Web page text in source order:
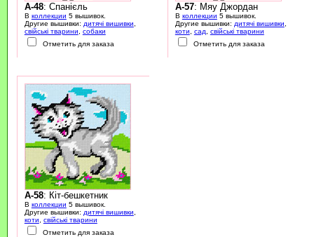
A-48: Спанієль
В коллекции 5 вышивок.
Другие вышивки: дитячі вишивки
свійські тварини
собаки
Отметить для заказа
A-57: Мяу Джордан
В коллекции 5 вышивок.
Другие вышивки: дитячі вишивки
коти
сад
свійські тварини
Отметить для заказа
A-58: Кіт-бешкетник
В коллекции 5 вышивок.
Другие вышивки: дитячі вишивки
коти
свійські тварини
Отметить для заказа